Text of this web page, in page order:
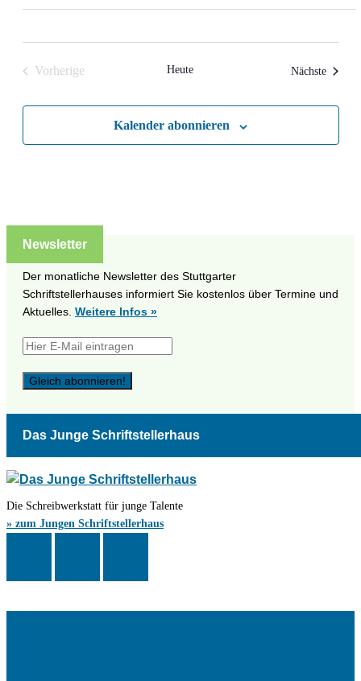
Vorherige
Heute Nächste
Kalender abonnieren
Newsletter
Der monatliche Newsletter des Stuttgarter
Schriftstellerhauses informiert Sie kostenlos über Termine und
Aktuelles. Weitere Infos »
Das Junge Schriftstellerhaus
Die Schreibwerkstatt für junge Talente
» zum Jungen Schriftstellerhaus